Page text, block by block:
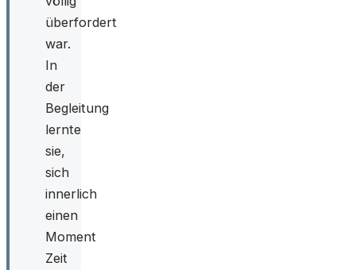
überfordert
war.
In
der
Begleitung
lernte
sie,
sich
innerlich
einen
Moment
Zeit